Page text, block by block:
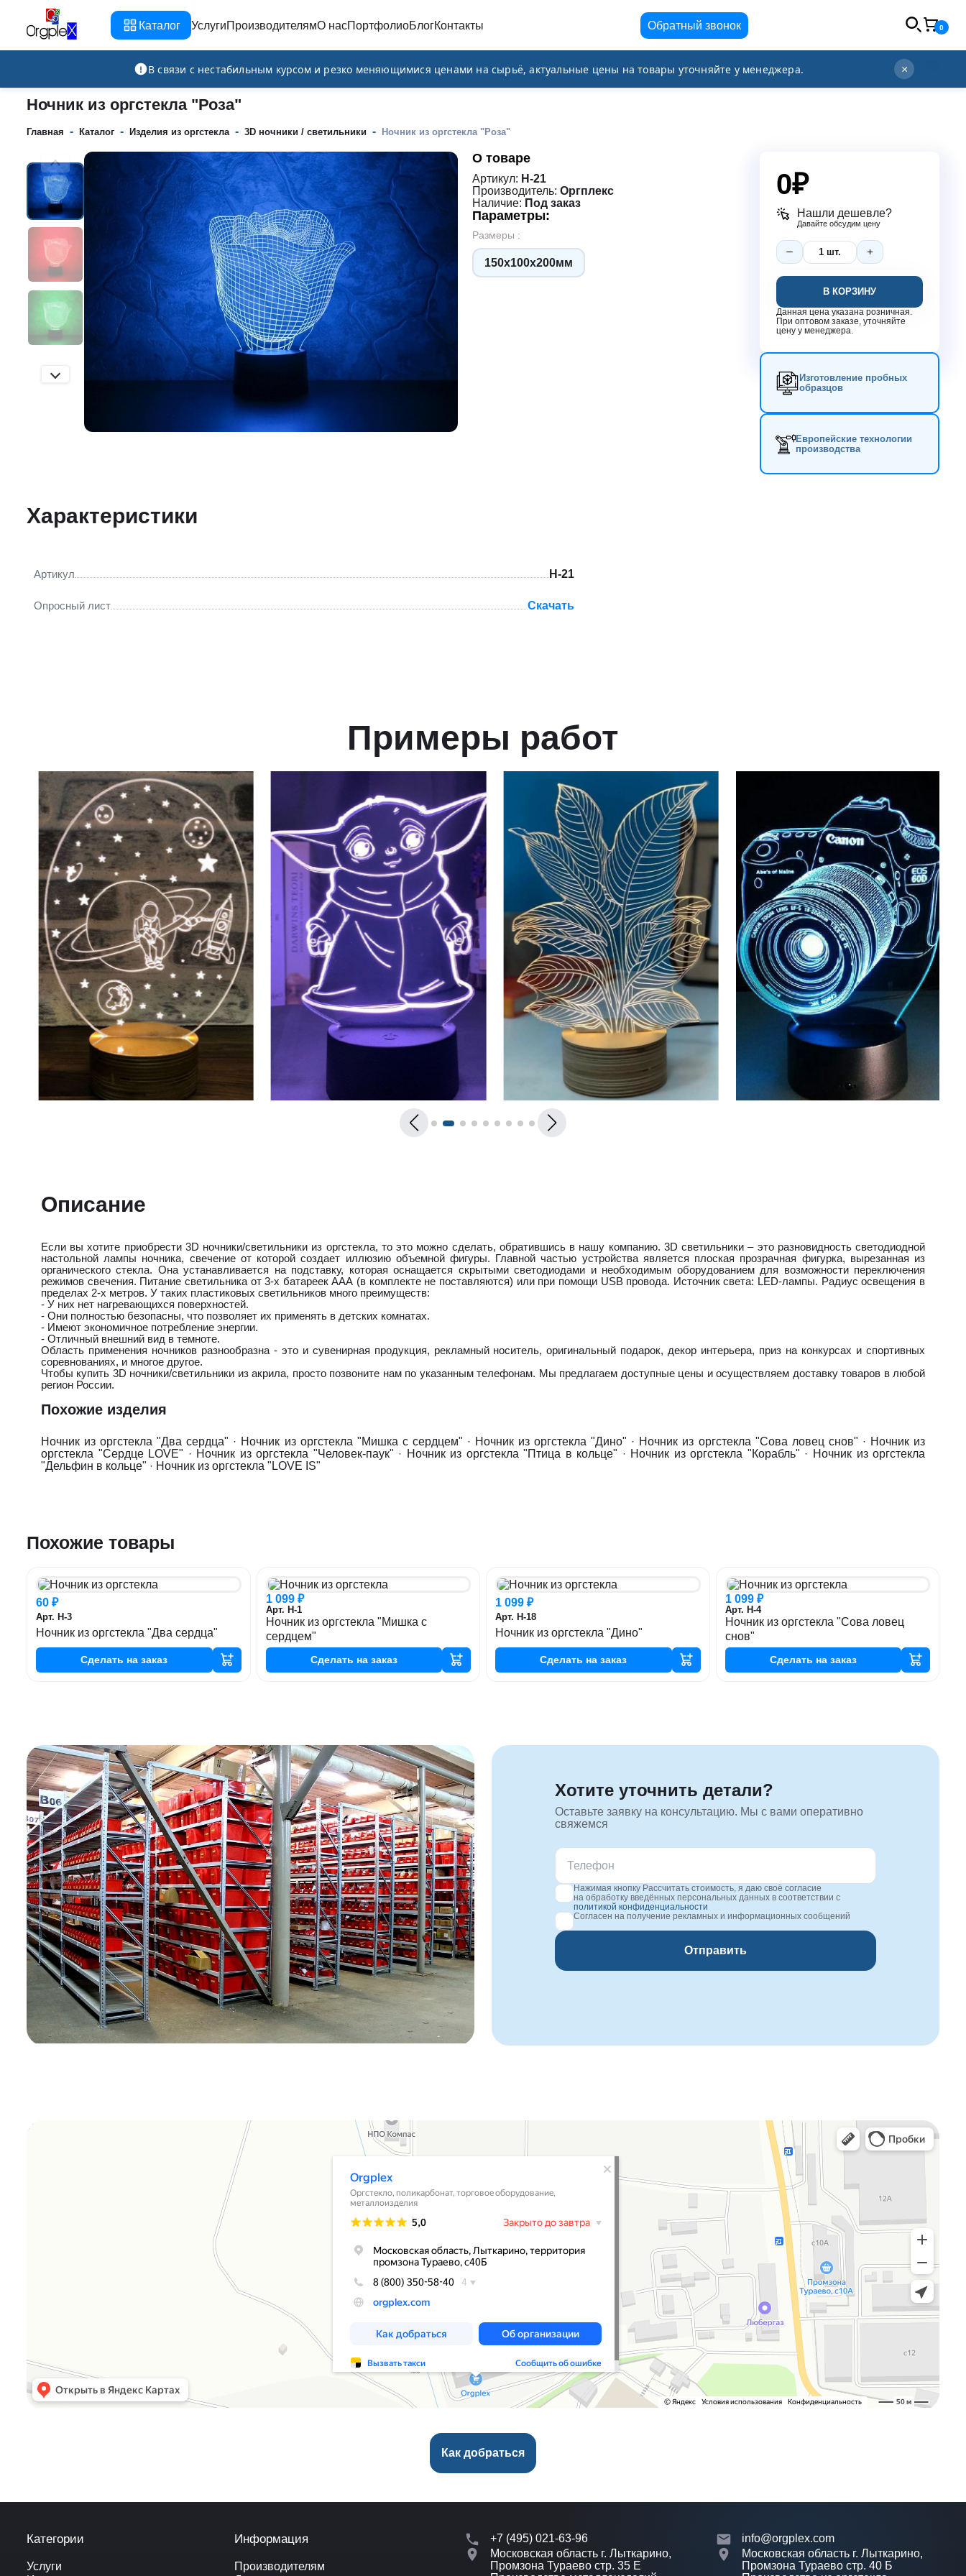
Каталог УслугиПроизводителямО насПортфолиоБлогКонтакты Обратный звонок 0
В связи с нестабильным курсом и резко меняющимися ценами на сырьё, актуальные цены на товары уточняйте у менеджера. ×
Рекламно-производственная компания info@orgplex.com +7 (495) 021-63-96
Ночник из оргстекла "Роза"
Главная - Каталог - Изделия из оргстекла - 3D ночники / светильники - Ночник из оргстекла "Роза"
О товаре
Артикул: Н-21
Производитель:Оргплекс
Наличие: Под заказ
Параметры:
Размеры :
150х100х200мм
0₽
Нашли дешевле?
Давайте обсудим цену
В КОРЗИНУ
Данная цена указана розничная.
При оптовом заказе, уточняйте
цену у менеджера.
Изготовление пробных
образцов
Европейские технологии
производства
Характеристики
Артикул Н-21
Опросный лист Скачать
Примеры работ
Описание
Если вы хотите приобрести 3D ночники/светильники из оргстекла, то это можно сделать, обратившись в нашу компанию. 3D светильники – это разновидность светодиодной
настольной лампы ночника, свечение от которой создает иллюзию объемной фигуры. Главной частью устройства является плоская прозрачная фигурка, вырезанная из
органического стекла. Она устанавливается на подставку, которая оснащается скрытыми светодиодами и необходимым оборудованием для возможности переключения
режимов свечения. Питание светильника от 3-х батареек ААА (в комплекте не поставляются) или при помощи USB провода. Источник света: LED-лампы. Радиус освещения в
пределах 2-х метров. У таких пластиковых светильников много преимуществ:
- У них нет нагревающихся поверхностей.
- Они полностью безопасны, что позволяет их применять в детских комнатах.
- Имеют экономичное потребление энергии.
- Отличный внешний вид в темноте.
Область применения ночников разнообразна - это и сувенирная продукция, рекламный носитель, оригинальный подарок, декор интерьера, приз на конкурсах и спортивных
соревнованиях, и многое другое.
Чтобы купить 3D ночники/светильники из акрила, просто позвоните нам по указанным телефонам. Мы предлагаем доступные цены и осуществляем доставку товаров в любой
регион России.
Похожие изделия
Ночник из оргстекла "Два сердца" · Ночник из оргстекла "Мишка с сердцем" · Ночник из оргстекла "Дино" · Ночник из оргстекла "Сова ловец снов" · Ночник из
оргстекла "Сердце LOVE" · Ночник из оргстекла "Человек-паук" · Ночник из оргстекла "Птица в кольце" · Ночник из оргстекла "Корабль" · Ночник из оргстекла
"Дельфин в кольце" · Ночник из оргстекла "LOVE IS"
Похожие товары
60 ₽
Арт. Н-3
Ночник из оргстекла "Два сердца"
Сделать на заказ
1 099 ₽
Арт. Н-1
Ночник из оргстекла "Мишка с
сердцем"
Сделать на заказ
1 099 ₽
Арт. Н-18
Ночник из оргстекла "Дино"
Сделать на заказ
1 099 ₽
Арт. Н-4
Ночник из оргстекла "Сова ловец
снов"
Сделать на заказ
Хотите уточнить детали?
Оставьте заявку на консультацию. Мы с вами оперативно
свяжемся
Нажимая кнопку Рассчитать стоимость, я даю своё согласие
на обработку введённых персональных данных в соответствии с
политикой конфиденциальности
Согласен на получение рекламных и информационных сообщений
Отправить
Orgplex
Как добраться
Категории
Услуги
Информация
Производителям
+7 (495) 021-63-96
Московская область г. Лыткарино,
Промзона Тураево стр. 35 Е
info@orgplex.com
Московская область г. Лыткарино,
Промзона Тураево стр. 40 Б